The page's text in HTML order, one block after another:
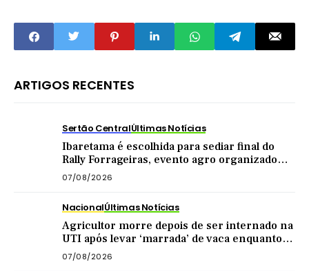
ARTIGOS RECENTES
Sertão CentralÚltimas Notícias
Ibaretama é escolhida para sediar final do
Rally Forrageiras, evento agro organizado
pela CNA
07/08/2026
NacionalÚltimas Notícias
Agricultor morre depois de ser internado na
UTI após levar ‘marrada’ de vaca enquanto
tirava leite
07/08/2026